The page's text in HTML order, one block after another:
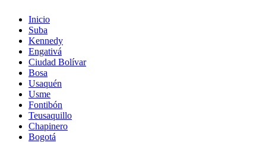
Inicio
Suba
Kennedy
Engativá
Ciudad Bolívar
Bosa
Usaquén
Usme
Fontibón
Teusaquillo
Chapinero
Bogotá